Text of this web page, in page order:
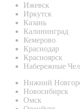
Ижевск
Иркутск
Казань
Калининград
Кемерово
Краснодар
Красноярск
Набережные
Нижний
Новосибирск
Омск